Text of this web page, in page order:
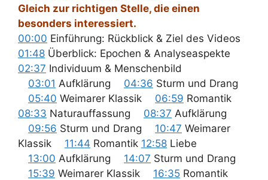
Gleich zur richtigen Stelle, die einen
besonders interessiert.
00:00 Einführung: Rückblick & Ziel des Videos
01:48 Überblick: Epochen & Analyseaspekte
02:37 Individuum & Menschenbild
03:01 Aufklärung 04:36 Sturm und Drang
05:40 Weimarer Klassik 06:59 Romantik
08:33 Naturauffassung 08:37 Aufklärung
09:56 Sturm und Drang 10:47 Weimarer
Klassik 11:44 Romantik 12:58 Liebe
13:00 Aufklärung 14:07 Sturm und Drang
15:39 Weimarer Klassik 16:35 Romantik